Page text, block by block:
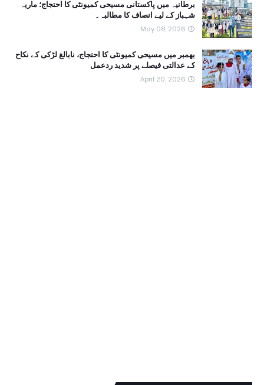
برطانیہ میں پاکستانی مسیحی کمیونٹی کا احتجاج؛ ماریہ
شہباز کے لیے انصاف کا مطالبہ۔
May 08, 2026
بھمبر میں مسیحی کمیونٹی کا احتجاج، نابالغ لڑکی کے نکاح
کے عدالتی فیصلے پر شدید ردعمل
April 20, 2026